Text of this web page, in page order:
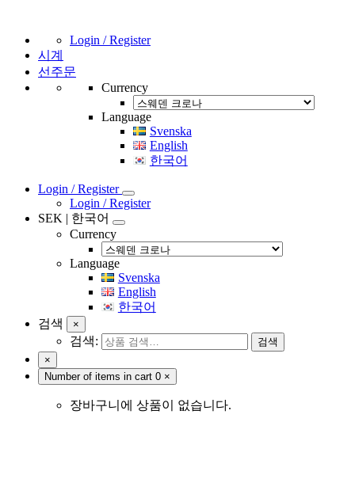
Login / Register
시계
선주문
Currency
Language
Svenska
English
한국어
Login / Register
Login / Register
SEK | 한국어
Currency
Language
Svenska
English
한국어
검색
×
검색:
검색
×
Number of items in cart 0 ×
장바구니에 상품이 없습니다.